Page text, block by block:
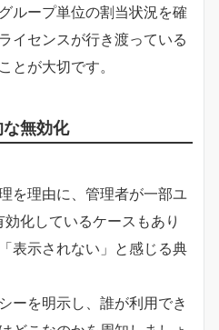
ループ単位の割当状況を確
イセンスが行き渡っている
とが大切です。
無効化
を理由に、管理者が一部ユ
化しているケースもあり
表示されない」と感じる典
ーを明示し、誰が利用でき